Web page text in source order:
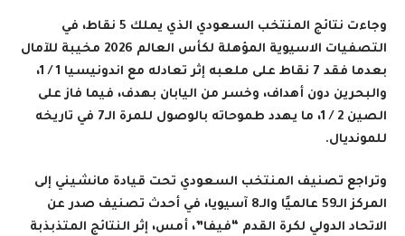
وجاءت نتائج المنتخب السعودي الذي يملك 5 نقاط، في
التصفيات الاسيوية المؤهلة لكأس العالم 2026 مخيبة للآمال
بعدما فقد 7 نقاط على ملعبه إثر تعادله مع اندونيسيا 1 / 1،
والبحرين دون أهداف، وخسر من اليابان بهدف، فيما فاز على
الصين 2 / 1، ما يهدد طموحاته بالوصول للمرة الـ7 في تاريخه
للمونديال.
وتراجع تصنيف المنتخب السعودي تحت قيادة مانشيني إلى
المركز الـ59 عالميًا والـ8 آسيويا، في أحدث تصنيف صدر عن
الاتحاد الدولي لكرة القدم “فيفا”، أمس، إثر النتائج المتذبذبة